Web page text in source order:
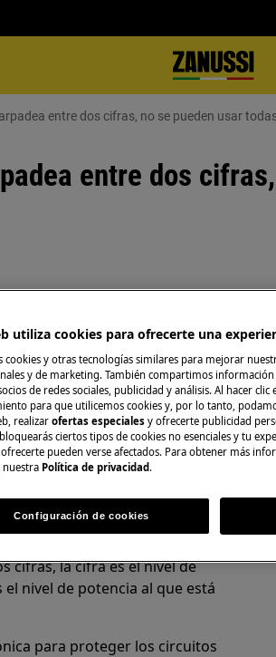
entre dos cifras, no se pueden usar
entre dos
dos cifras
al mismo tiempo o da la
cifras, la cifra es el nivel de
nivel de potencia al que está
para proteger los circuitos
utiliza cookies para ofrecerte una
cookies y otras tecnologías similares para mejorar
y de marketing. También compartimos
de redes sociales, publicidad y análisis. Al hacer clic
para que utilicemos cookies y, por lo tanto,
realizar ofertas especiales y ofrecerte publicidad
ciertos tipos de cookies no esenciales y tu
pueden verse afectados. Para obtener más
nuestra Política de privacidad.
Configuración de cookies